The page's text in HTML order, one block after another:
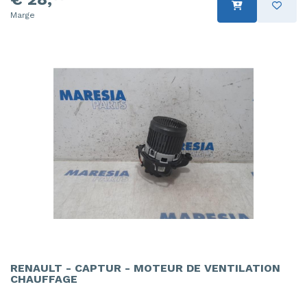
Marge
RENAULT - CAPTUR - MOTEUR DE VENTILATION
CHAUFFAGE